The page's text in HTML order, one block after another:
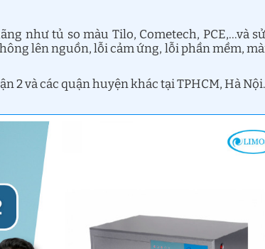
như tủ so màu Tilo, Cometech, PCE,…và
lên nguồn, lỗi cảm ứng, lỗi phần mềm,
2 và các quận huyện khác tại TPHCM, Hà Nội.